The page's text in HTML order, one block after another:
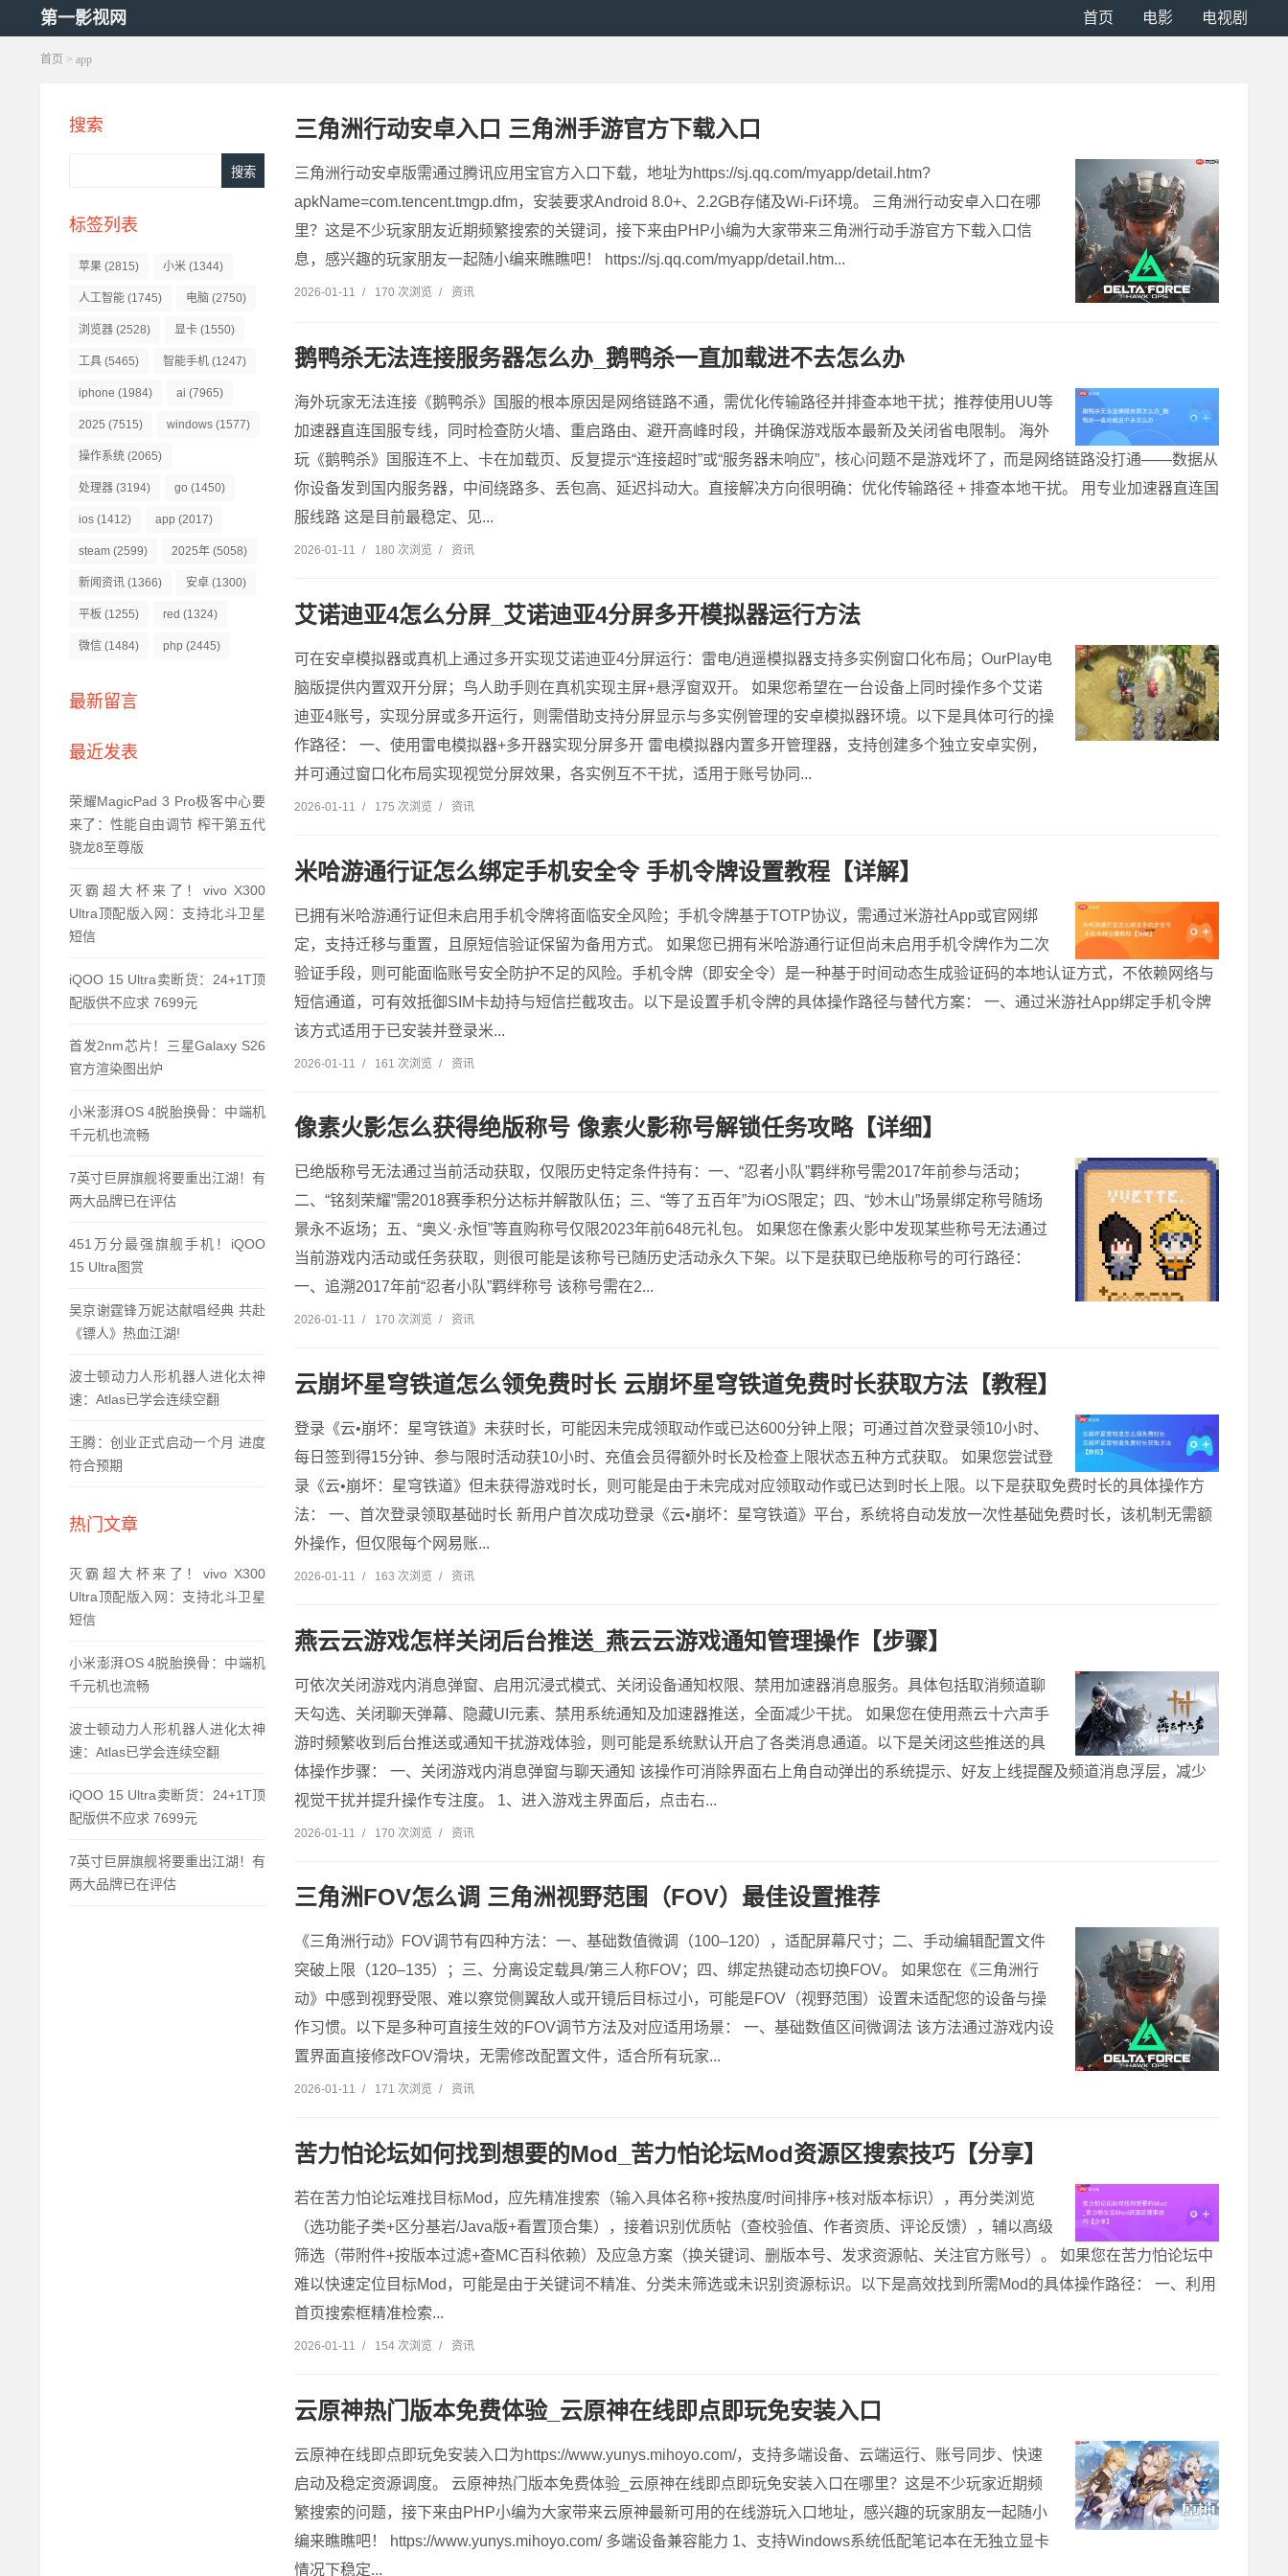
第一影视网 首页 电影 电视剧
首页 > app
搜索
标签列表
苹果 (2815) 小米 (1344)
人工智能 (1745) 电脑 (2750)
浏览器 (2528) 显卡 (1550)
工具 (5465) 智能手机 (1247)
iphone (1984) ai (7965)
2025 (7515) windows (1577)
操作系统 (2065)
处理器 (3194) go (1450)
ios (1412) app (2017)
steam (2599) 2025年 (5058)
新闻资讯 (1366) 安卓 (1300)
平板 (1255) red (1324)
微信 (1484) php (2445)
最新留言
最近发表
荣耀MagicPad 3 Pro极客中心要
来了：性能自由调节 榨干第五代
骁龙8至尊版
灭霸超大杯来了！vivo X300
Ultra顶配版入网：支持北斗卫星
短信
iQOO 15 Ultra卖断货：24+1T顶
配版供不应求 7699元
首发2nm芯片！三星Galaxy S26
官方渲染图出炉
小米澎湃OS 4脱胎换骨：中端机
千元机也流畅
7英寸巨屏旗舰将要重出江湖！有
两大品牌已在评估
451万分最强旗舰手机！iQOO
15 Ultra图赏
吴京谢霆锋万妮达献唱经典 共赴
《镖人》热血江湖!
波士顿动力人形机器人进化太神
速：Atlas已学会连续空翻
王腾：创业正式启动一个月 进度
符合预期
热门文章
灭霸超大杯来了！vivo X300
Ultra顶配版入网：支持北斗卫星
短信
小米澎湃OS 4脱胎换骨：中端机
千元机也流畅
波士顿动力人形机器人进化太神
速：Atlas已学会连续空翻
iQOO 15 Ultra卖断货：24+1T顶
配版供不应求 7699元
7英寸巨屏旗舰将要重出江湖！有
两大品牌已在评估
三角洲行动安卓入口 三角洲手游官方下载入口
三角洲行动安卓版需通过腾讯应用宝官方入口下载，地址为https://sj.qq.com/myapp/detail.htm?
apkName=com.tencent.tmgp.dfm，安装要求Android 8.0+、2.2GB存储及Wi-Fi环境。 三角洲行动安卓入口在哪
里？这是不少玩家朋友近期频繁搜索的关键词，接下来由PHP小编为大家带来三角洲行动手游官方下载入口信
息，感兴趣的玩家朋友一起随小编来瞧瞧吧！ https://sj.qq.com/myapp/detail.htm...
2026-01-11 / 170 次浏览 / 资讯
鹅鸭杀无法连接服务器怎么办_鹅鸭杀一直加载进不去怎么办
海外玩家无法连接《鹅鸭杀》国服的根本原因是网络链路不通，需优化传输路径并排查本地干扰；推荐使用UU等
加速器直连国服专线，同时检查防火墙、重启路由、避开高峰时段，并确保游戏版本最新及关闭省电限制。 海外
玩《鹅鸭杀》国服连不上、卡在加载页、反复提示“连接超时”或“服务器未响应”，核心问题不是游戏坏了，而是网络链路没打通——数据从
你设备发到国内服务器，中间绕路多、丢包高、延迟抖动大。直接解决方向很明确：优化传输路径 + 排查本地干扰。 用专业加速器直连国
服线路 这是目前最稳定、见...
2026-01-11 / 180 次浏览 / 资讯
艾诺迪亚4怎么分屏_艾诺迪亚4分屏多开模拟器运行方法
可在安卓模拟器或真机上通过多开实现艾诺迪亚4分屏运行：雷电/逍遥模拟器支持多实例窗口化布局；OurPlay电
脑版提供内置双开分屏；鸟人助手则在真机实现主屏+悬浮窗双开。 如果您希望在一台设备上同时操作多个艾诺
迪亚4账号，实现分屏或多开运行，则需借助支持分屏显示与多实例管理的安卓模拟器环境。以下是具体可行的操
作路径： 一、使用雷电模拟器+多开器实现分屏多开 雷电模拟器内置多开管理器，支持创建多个独立安卓实例，
并可通过窗口化布局实现视觉分屏效果，各实例互不干扰，适用于账号协同...
2026-01-11 / 175 次浏览 / 资讯
米哈游通行证怎么绑定手机安全令 手机令牌设置教程【详解】
已拥有米哈游通行证但未启用手机令牌将面临安全风险；手机令牌基于TOTP协议，需通过米游社App或官网绑
定，支持迁移与重置，且原短信验证保留为备用方式。 如果您已拥有米哈游通行证但尚未启用手机令牌作为二次
验证手段，则可能面临账号安全防护不足的风险。手机令牌（即安全令）是一种基于时间动态生成验证码的本地认证方式，不依赖网络与
短信通道，可有效抵御SIM卡劫持与短信拦截攻击。以下是设置手机令牌的具体操作路径与替代方案： 一、通过米游社App绑定手机令牌
该方式适用于已安装并登录米...
2026-01-11 / 161 次浏览 / 资讯
像素火影怎么获得绝版称号 像素火影称号解锁任务攻略【详细】
已绝版称号无法通过当前活动获取，仅限历史特定条件持有：一、“忍者小队”羁绊称号需2017年前参与活动；
二、“铭刻荣耀”需2018赛季积分达标并解散队伍；三、“等了五百年”为iOS限定；四、“妙木山”场景绑定称号随场
景永不返场；五、“奥义·永恒”等直购称号仅限2023年前648元礼包。 如果您在像素火影中发现某些称号无法通过
当前游戏内活动或任务获取，则很可能是该称号已随历史活动永久下架。以下是获取已绝版称号的可行路径：
一、追溯2017年前“忍者小队”羁绊称号 该称号需在2...
2026-01-11 / 170 次浏览 / 资讯
云崩坏星穹铁道怎么领免费时长 云崩坏星穹铁道免费时长获取方法【教程】
登录《云•崩坏：星穹铁道》未获时长，可能因未完成领取动作或已达600分钟上限；可通过首次登录领10小时、
每日签到得15分钟、参与限时活动获10小时、充值会员得额外时长及检查上限状态五种方式获取。 如果您尝试登
录《云•崩坏：星穹铁道》但未获得游戏时长，则可能是由于未完成对应领取动作或已达到时长上限。以下是获取免费时长的具体操作方
法： 一、首次登录领取基础时长 新用户首次成功登录《云•崩坏：星穹铁道》平台，系统将自动发放一次性基础免费时长，该机制无需额
外操作，但仅限每个网易账...
2026-01-11 / 163 次浏览 / 资讯
燕云云游戏怎样关闭后台推送_燕云云游戏通知管理操作【步骤】
可依次关闭游戏内消息弹窗、启用沉浸式模式、关闭设备通知权限、禁用加速器消息服务。具体包括取消频道聊
天勾选、关闭聊天弹幕、隐藏UI元素、禁用系统通知及加速器推送，全面减少干扰。 如果您在使用燕云十六声手
游时频繁收到后台推送或通知干扰游戏体验，则可能是系统默认开启了各类消息通道。以下是关闭这些推送的具
体操作步骤： 一、关闭游戏内消息弹窗与聊天通知 该操作可消除界面右上角自动弹出的系统提示、好友上线提醒及频道消息浮层，减少
视觉干扰并提升操作专注度。 1、进入游戏主界面后，点击右...
2026-01-11 / 170 次浏览 / 资讯
三角洲FOV怎么调 三角洲视野范围（FOV）最佳设置推荐
《三角洲行动》FOV调节有四种方法：一、基础数值微调（100–120），适配屏幕尺寸；二、手动编辑配置文件
突破上限（120–135）；三、分离设定载具/第三人称FOV；四、绑定热键动态切换FOV。 如果您在《三角洲行
动》中感到视野受限、难以察觉侧翼敌人或开镜后目标过小，可能是FOV（视野范围）设置未适配您的设备与操
作习惯。以下是多种可直接生效的FOV调节方法及对应适用场景： 一、基础数值区间微调法 该方法通过游戏内设
置界面直接修改FOV滑块，无需修改配置文件，适合所有玩家...
2026-01-11 / 171 次浏览 / 资讯
苦力怕论坛如何找到想要的Mod_苦力怕论坛Mod资源区搜索技巧【分享】
若在苦力怕论坛难找目标Mod，应先精准搜索（输入具体名称+按热度/时间排序+核对版本标识），再分类浏览
（选功能子类+区分基岩/Java版+看置顶合集），接着识别优质帖（查校验值、作者资质、评论反馈），辅以高级
筛选（带附件+按版本过滤+查MC百科依赖）及应急方案（换关键词、删版本号、发求资源帖、关注官方账号）。 如果您在苦力怕论坛中
难以快速定位目标Mod，可能是由于关键词不精准、分类未筛选或未识别资源标识。以下是高效找到所需Mod的具体操作路径： 一、利用
首页搜索框精准检索...
2026-01-11 / 154 次浏览 / 资讯
云原神热门版本免费体验_云原神在线即点即玩免安装入口
云原神在线即点即玩免安装入口为https://www.yunys.mihoyo.com/，支持多端设备、云端运行、账号同步、快速
启动及稳定资源调度。 云原神热门版本免费体验_云原神在线即点即玩免安装入口在哪里？这是不少玩家近期频
繁搜索的问题，接下来由PHP小编为大家带来云原神最新可用的在线游玩入口地址，感兴趣的玩家朋友一起随小
编来瞧瞧吧！ https://www.yunys.mihoyo.com/ 多端设备兼容能力 1、支持Windows系统低配笔记本在无独立显卡
情况下稳定...